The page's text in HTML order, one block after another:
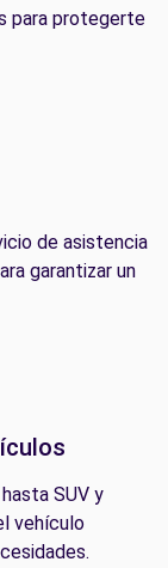
para protegerte
de asistencia
garantizar un
SUV y
vehículo